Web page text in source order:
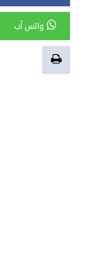
واتس آب